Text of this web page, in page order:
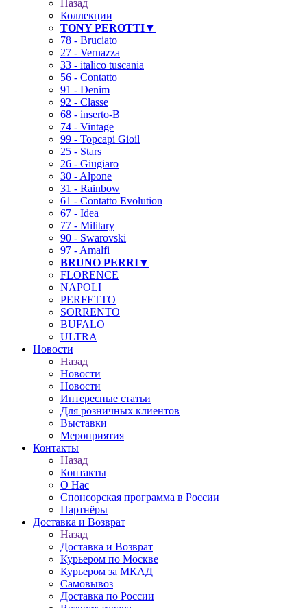
Назад
Коллекции
TONY PEROTTI▼
78 - Bruciato
27 - Vernazza
33 - italico tuscania
56 - Contatto
91 - Denim
92 - Classe
68 - inserto-B
74 - Vintage
99 - Topcapi Gioil
25 - Stars
26 - Giugiaro
30 - Alpone
31 - Rainbow
61 - Contatto Evolution
67 - Idea
77 - Military
90 - Swarovski
97 - Amalfi
BRUNO PERRI▼
FLORENCE
NAPOLI
PERFETTO
SORRENTO
BUFALO
ULTRA
Новости
Назад
Новости
Новости
Интересные статьи
Для розничных клиентов
Выставки
Мероприятия
Контакты
Назад
Контакты
О Нас
Спонсорская программа в России
Партнёры
Доставка и Возврат
Назад
Доставка и Возврат
Курьером по Москве
Курьером за МКАД
Самовывоз
Доставка по России